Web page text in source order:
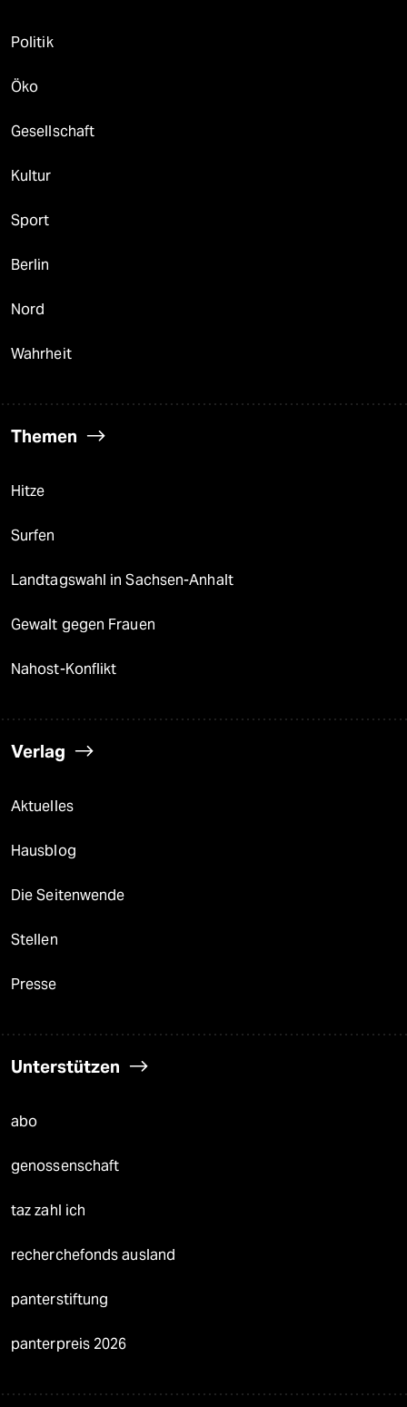
Politik
Öko
Gesellschaft
Kultur
Sport
Berlin
Nord
Wahrheit
Themen
Hitze
Surfen
Landtagswahl in Sachsen-Anhalt
Gewalt gegen Frauen
Nahost-Konflikt
Verlag
Aktuelles
Hausblog
Die Seitenwende
Stellen
Presse
Unterstützen
abo
genossenschaft
taz zahl ich
recherchefonds ausland
panterstiftung
panterpreis 2026